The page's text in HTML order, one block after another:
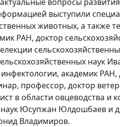
выступили
животных, а также
РАН, доктор
наук
академик
профессор, доктор
в области овцеводства и
наук Юсупжан Юлдошбаев и
Владимиров.